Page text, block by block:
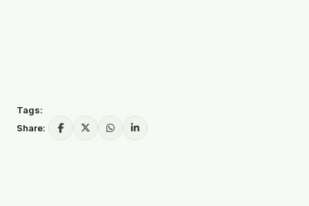
Tags:
Share: